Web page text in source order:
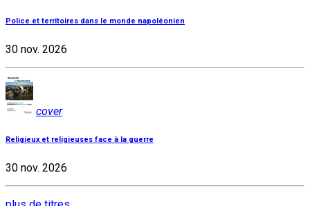
Police et territoires dans le monde napoléonien
30 nov. 2026
cover
Religieux et religieuses face à la guerre
30 nov. 2026